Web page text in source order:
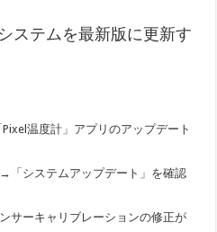
ステムを最新版に更新す
温度計」アプリのアップデート
「システムアップデート」を確認
サーキャリブレーションの修正が